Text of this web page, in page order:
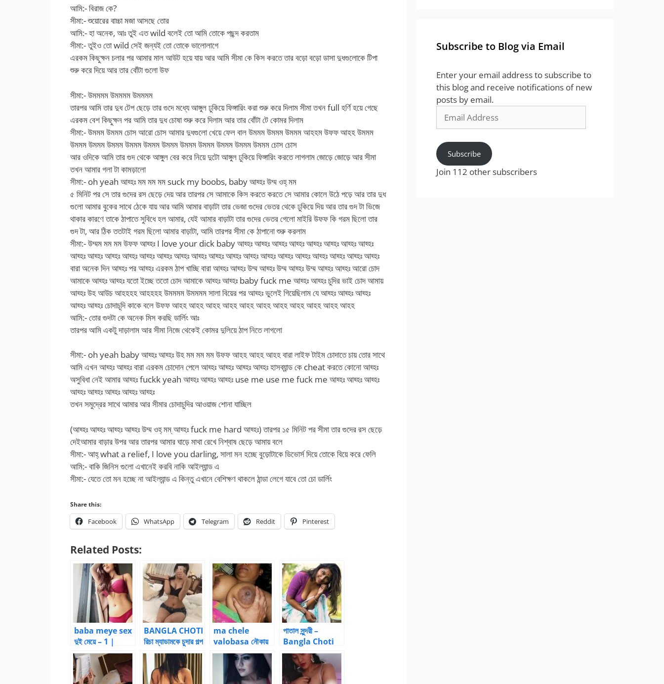
আমি:- বিরাজ কে?
সীমা:- শুয়োরের বাচ্চা মজা আসছে তোর
আমি:- হা অনেক, আঃ তুই এত wild বলেই তো আমি তোকে পছন্দ করতাম
সীমা:- তুইও তো wild সেই জন্যই তো তোকে ভালোলাগে
এরকম কিছুক্ষন চলার পর আমার মাল আউট হয়ে যায় আর আমি সীমা কে কিস করতে তার বড়ো বড়ো ডাসা দুধগুলোকে টিপা
শুরু করে দিয়ে আর তার বোঁটা গুলো উফ
সীমা:- উমমমম উমমমম উমমমম
তারপর আমি তার দুধ টেপ ছেড়ে তার গুদে মধ্যে আঙ্গুল ঢুকিয়ে ফিঙ্গারিং করা শুরু করে দিলাম সীমা তখন full হর্ণি হয়ে গেছে
এরকম বেশ কিছুক্ষন পর আমি তার দুধ চোষা শুরু করে দিলাম আর তার বোঁটা টে কোমর দিলাম
সীমা:- উমমম উমমম চোস আরো চোস আমার দুধগুলো খেয়ে ফেল বাল উমমম উমমম উমমম আহহম উফফ আহহ উমমম
উমমম উমমম উমমম উমমম উমমম উমমম উমমম উমমম উমমম উমমম উমমম চোস চোস
আর ওদিকে আমি তার গুদ থেকে আঙ্গুল বের করে নিয়ে দুটো আঙ্গুল ঢুকিয়ে ফিঙ্গারিং করতে লাগলাম জোড়ে জোড়ে আর সীমা
তখন আমার গলা টা কামড়ালো
সীমা:- oh yeah আহ্হঃ মম মম মম suck my boobs, baby আহ্হঃ উম্ম ওহ্ মম
৫ মিনিট পর সে তার গুদের রস ছেড়ে দেয় আর তারপর সে আমাকে কিস করতে করতে সে আমার কোলে উঠে পড়ে আর তার দুধ
গুলো আমার বুকের সাথে ঠেকে যায় আর আমি আমার বাড়াটা তার ভেজা গুদের ভেতর থেকে ঢুকিয়ে দিয় আর তার গুদ টা ভিজে
থাকার কারণে তাকে ঠাপাতে সুবিধে হল আমার, যেই আমার বাড়াটা তার গুদের ভেতর গেলো মাইরি উফফ কি গরম ছিলো তার
গুদ টা, আর ঠিক ততটাই গরম ছিলো আমার বাড়াটা, আমি তারপর সীমা কে ঠাপানো শুরু করলাম
সীমা:- উম্মম মম মম উফফ আহ্হঃ I love your dick baby আহ্হঃ আহ্হঃ আহ্হঃ আহ্হঃ আহ্হঃ আহ্হঃ আহ্হঃ আহ্হঃ
আহ্হঃ আহ্হঃ আহ্হঃ আহ্হঃ আহ্হঃ আহ্হঃ আহ্হঃ আহ্হঃ আহ্হঃ আহ্হঃ আহ্হঃ আহ্হঃ আহ্হঃ আহ্হঃ আহ্হঃ আহ্হঃ আহ্হঃ আহ্হঃ
বারা অনেক দিন আহ্হঃ পর আহ্হঃ এরকম ঠাপ খাচ্ছি বারা আহ্হঃ আহ্হঃ উম্ম আহ্হঃ উম্ম আহ্হঃ উম্ম আহ্হঃ আহ্হঃ আরো চোদ
আমাকে আহ্হঃ আহ্হঃ যতো ইচ্ছে ততো চোদ আমাকে আহ্হঃ আহ্হঃ baby fuck me আহ্হঃ আহ্হঃ চুদির ভাই চোদ আমায়
আহ্হঃ উহ আউচ আহহহহ আহহহহ উমমমম উমমমম সালা বিয়ের পর আহ্হঃ ভুলেই গিয়েছিলাম যে আহ্হঃ আহ্হঃ আহ্হঃ
আহ্হঃ আহ্হঃ চোদাচূদি কাকে বলে উফফ আহহ আহহ আহহ আহহ আহহ আহহ আহহ আহহ আহহ আহহ আহহ
আমি:- তোর গুদটা কে অনেক মিস করছি ডার্লিং আঃ
তারপর আমি একটু দাড়ালাম আর সীমা নিজে থেকেই কোমর দুলিয়ে ঠাপ নিতে লাগলো
সীমা:- oh yeah baby আহ্হঃ আহ্হঃ উহ মম মম মম উফফ আহহ আহহ আহহ বারা লাইফ টাইম চোদাতে চায় তোর সাথে
আমি এখন আহ্হঃ আহ্হঃ বারা এরকম চোদোন পেলে আহ্হঃ আহ্হঃ আহ্হঃ আহ্হঃ হাসব্যান্ড কে cheat করতে কোনো আহ্হঃ
অসুবিধা নেই আমার আহ্হঃ fuckk yeah আহ্হঃ আহ্হঃ আহ্হঃ use me use me fuck me আহ্হঃ আহ্হঃ আহ্হঃ
আহ্হঃ আহ্হঃ আহ্হঃ আহ্হঃ আহ্হঃ
তখন সমুদ্রের সাথে আমার আর সীমার চোদাচুদির আওয়াজ শোনা যাচ্ছিল
(আহ্হঃ আহ্হঃ আহ্হঃ আহ্হঃ উম্ম ওহ্ মম্ আহ্হঃ fuck me hard আহ্হঃ) তারপর ১৫ মিনিট পর সীমা তার গুদের রস ছেড়ে
দেইআমার বাড়ার উপর আর তারপর আমার ঘাড়ে মাথা রেখে নিশ্বাষ ছেড়ে আমায় বলে
সীমা:- আহ্ what a relief, I love you darling, সালা মন হচ্ছে বুড়োটাকে ডিভোর্স দিয়ে তোকে বিয়ে করে ফেলি
আমি:- বাকি জিনিস গুলো এখানেই করবি নাকি আইল্যান্ড এ
সীমা:- যেতে তো মন হচ্ছে না আইল্যান্ড এ কিন্তু এখানে বেশিক্ষণ থাকলে ঠান্ডা লেগে যাবে তো চো ডার্লিং
Share this:
Facebook WhatsApp Telegram Reddit Pinterest
Related Posts:
baba meye sex
দুই মেয়ে – 1 |
Bangla choti
kahini
BANGLA CHOTI
রিচা ম্যাডামকে চুদার গল্প
– ম্যাডামকে চুদার গল্প
ma chele
valobasa নৌকায়
মা ও ছেলের ভালোবাসার
সংসার – 14 by চোদন
পাতাল সুন্দরী –
Bangla Choti
Collections
Subscribe to Blog via Email
Enter your email address to subscribe to
this blog and receive notifications of new
posts by email.
Address
Subscribe
Join 112 other subscribers